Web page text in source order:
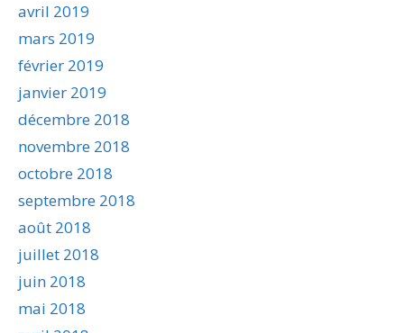
avril 2019
mars 2019
février 2019
janvier 2019
décembre 2018
novembre 2018
octobre 2018
septembre 2018
août 2018
juillet 2018
juin 2018
mai 2018